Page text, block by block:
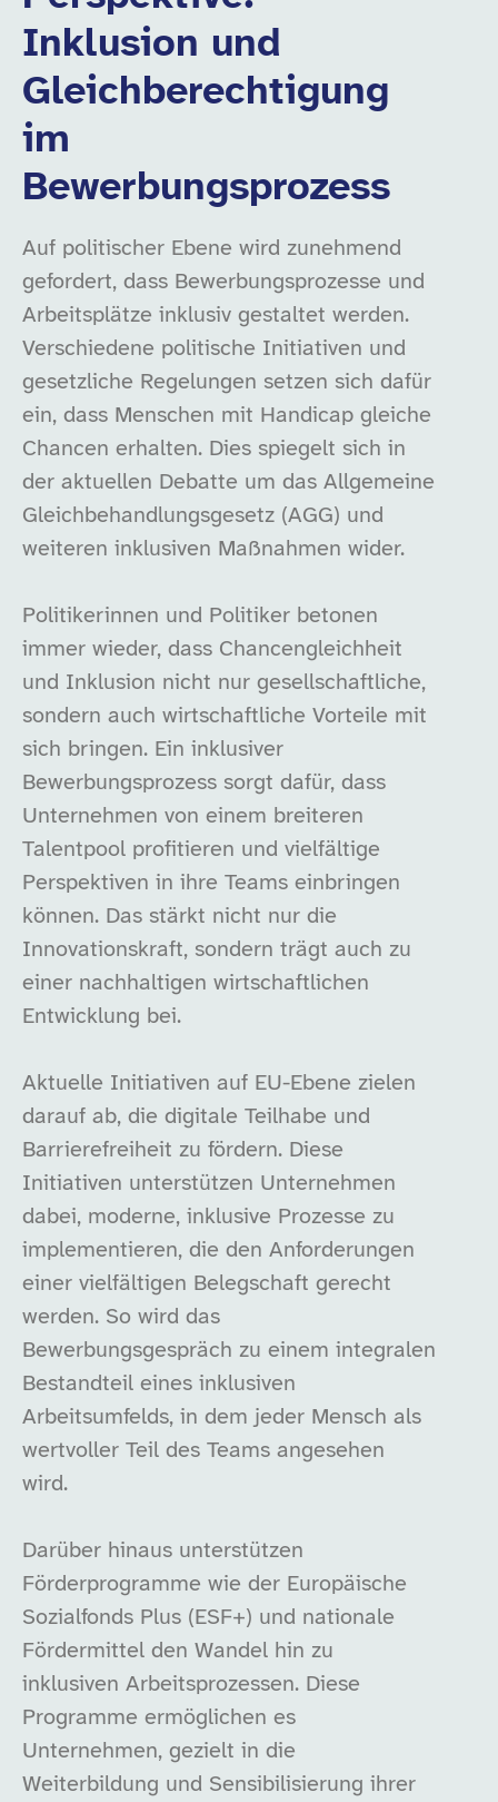
Inklusion und
Gleichberechtigung
im
Bewerbungsprozess
Auf politischer Ebene wird zunehmend
gefordert, dass Bewerbungsprozesse und
Arbeitsplätze inklusiv gestaltet werden.
Verschiedene politische Initiativen und
gesetzliche Regelungen setzen sich dafür
ein, dass Menschen mit Handicap gleiche
Chancen erhalten. Dies spiegelt sich in
der aktuellen Debatte um das Allgemeine
Gleichbehandlungsgesetz (AGG) und
weiteren inklusiven Maßnahmen wider.
Politikerinnen und Politiker betonen
immer wieder, dass Chancengleichheit
und Inklusion nicht nur gesellschaftliche,
sondern auch wirtschaftliche Vorteile mit
sich bringen. Ein inklusiver
Bewerbungsprozess sorgt dafür, dass
Unternehmen von einem breiteren
Talentpool profitieren und vielfältige
Perspektiven in ihre Teams einbringen
können. Das stärkt nicht nur die
Innovationskraft, sondern trägt auch zu
einer nachhaltigen wirtschaftlichen
Entwicklung bei.
Aktuelle Initiativen auf EU-Ebene zielen
darauf ab, die digitale Teilhabe und
Barrierefreiheit zu fördern. Diese
Initiativen unterstützen Unternehmen
dabei, moderne, inklusive Prozesse zu
implementieren, die den Anforderungen
einer vielfältigen Belegschaft gerecht
werden. So wird das
Bewerbungsgespräch zu einem integralen
Bestandteil eines inklusiven
Arbeitsumfelds, in dem jeder Mensch als
wertvoller Teil des Teams angesehen
wird.
Darüber hinaus unterstützen
Förderprogramme wie der Europäische
Sozialfonds Plus (ESF+) und nationale
Fördermittel den Wandel hin zu
inklusiven Arbeitsprozessen. Diese
Programme ermöglichen es
Unternehmen, gezielt in die
Weiterbildung und Sensibilisierung ihrer